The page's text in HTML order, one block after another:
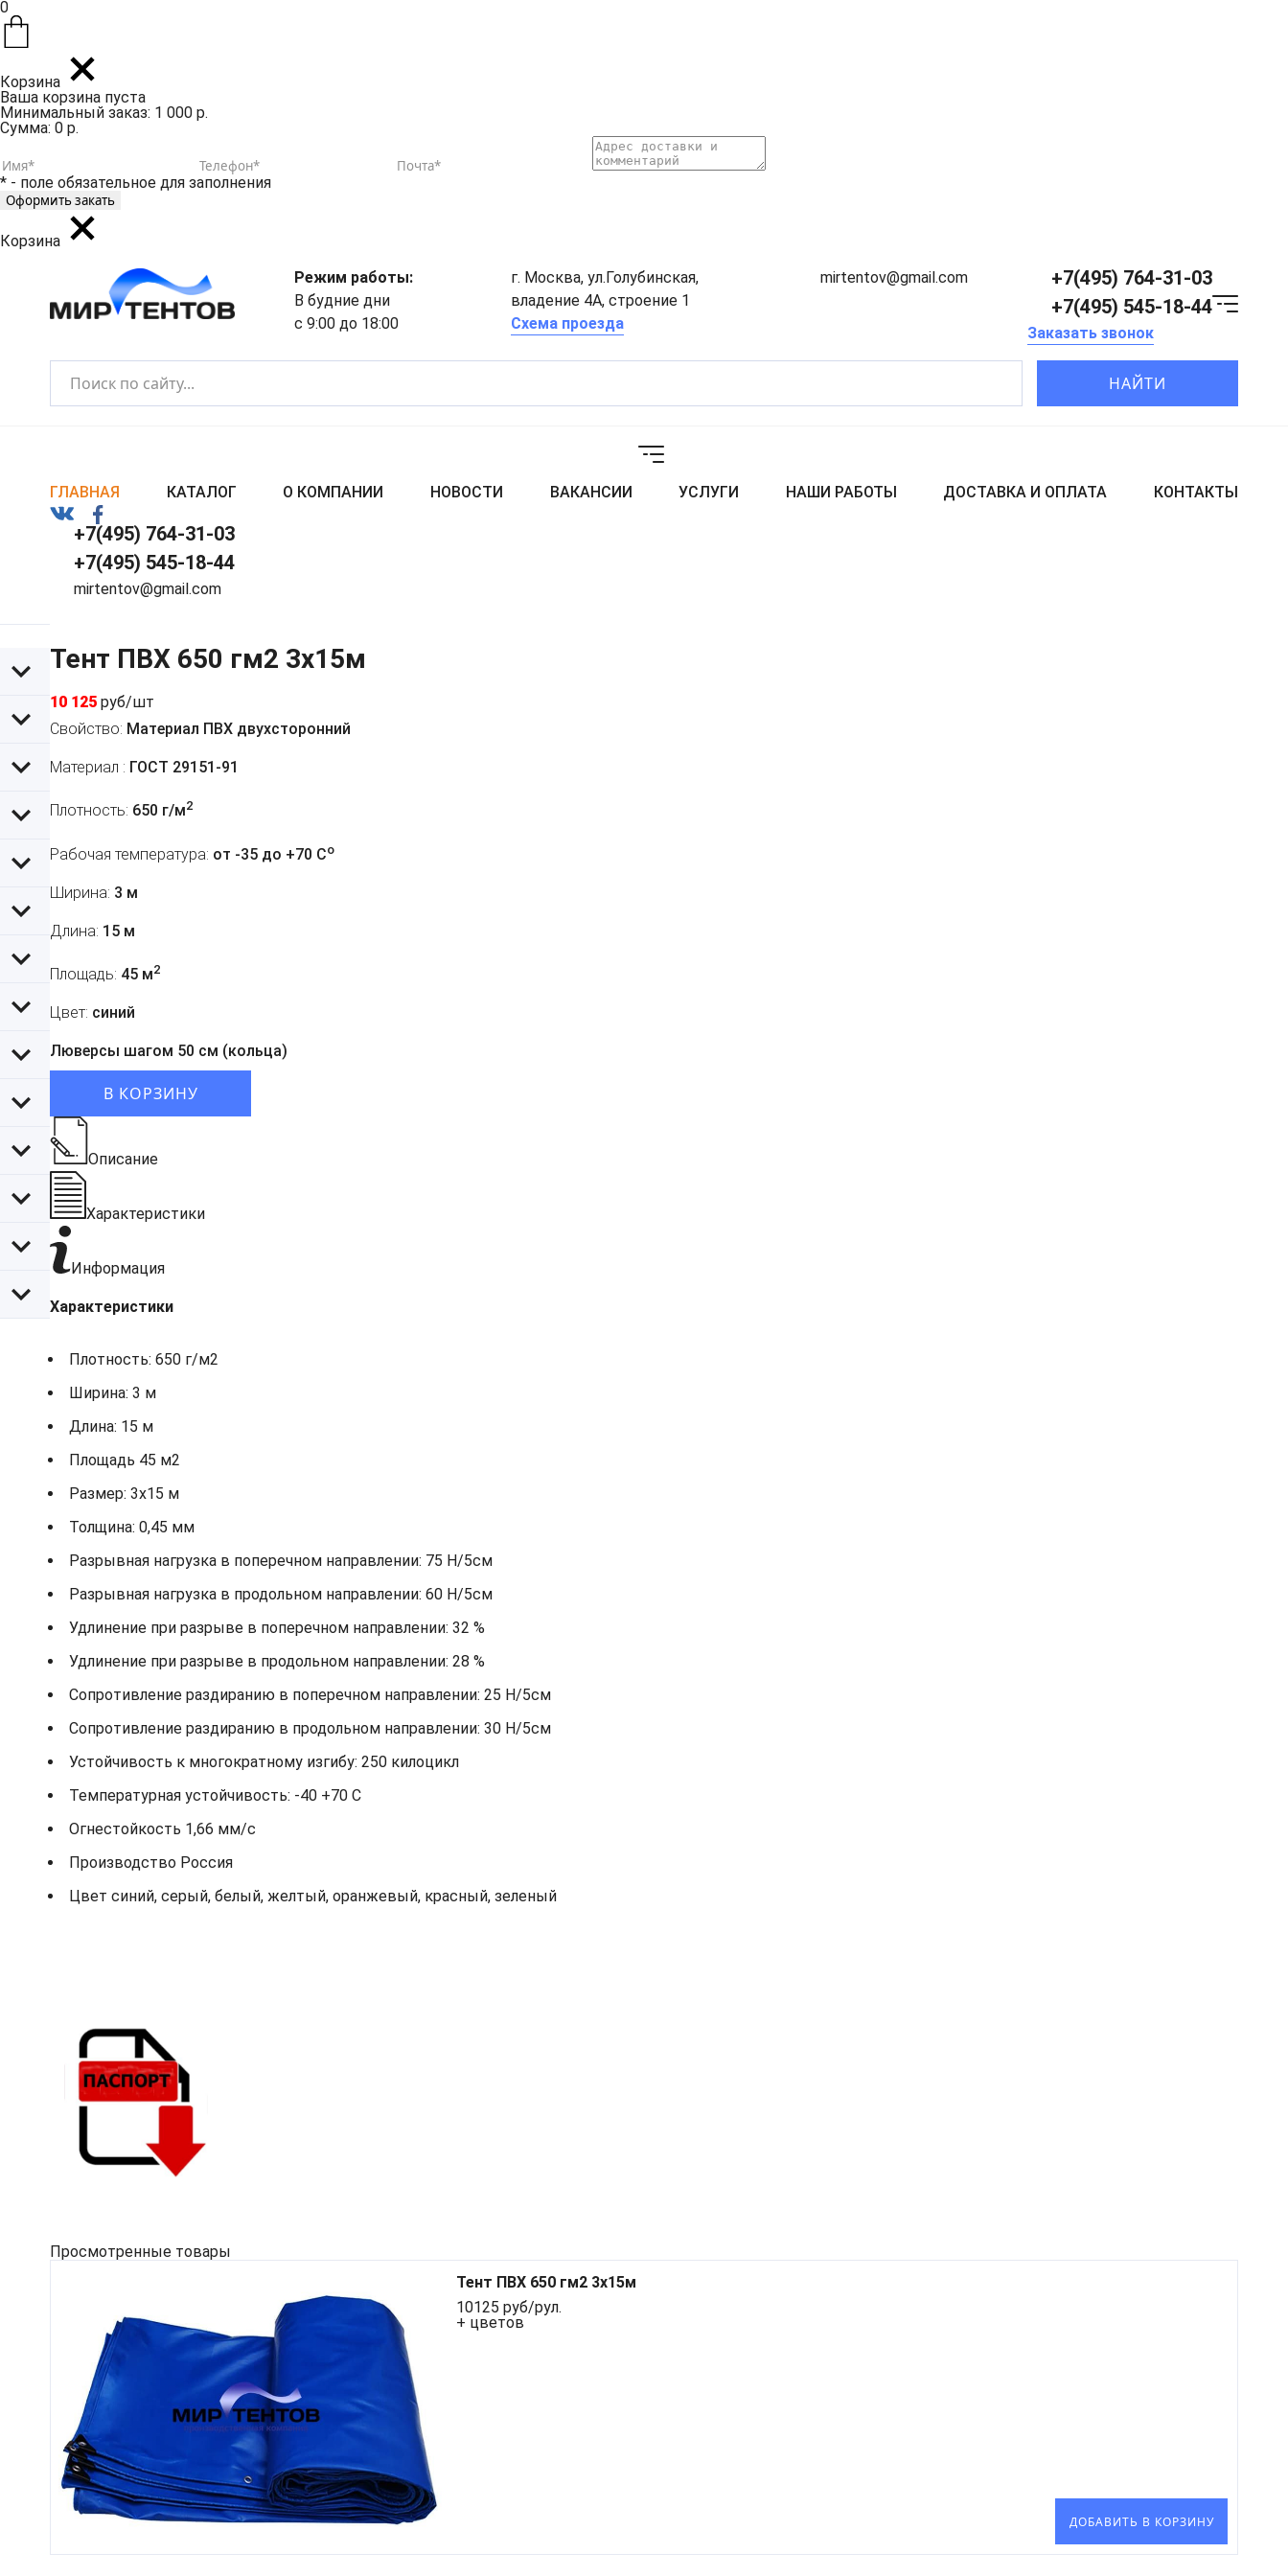
0
Корзина
Ваша корзина пуста
Минимальный заказ: 1 000 р.
Сумма: 0 р.
* - поле обязательное для заполнения
Корзина
Режим работы:
В будние дни
с 9:00 до 18:00
г. Москва, ул.Голубинская,
владение 4А, строение 1
Схема проезда
mirtentov@gmail.com
+7(495) 764-31-03
+7(495) 545-18-44
Заказать звонок
НАЙТИ
ГЛАВНАЯ КАТАЛОГ О КОМПАНИИ НОВОСТИ ВАКАНСИИ УСЛУГИ НАШИ РАБОТЫ ДОСТАВКА И ОПЛАТА КОНТАКТЫ
+7(495) 764-31-03
+7(495) 545-18-44
mirtentov@gmail.com
Тент ПВХ 650 гм2 3х15м
10 125 руб/шт
Свойство: Материал ПВХ двухсторонний
Материал : ГОСТ 29151-91
Плотность: 650 г/м2
Рабочая температура: от -35 до +70 Co
Ширина: 3 м
Длина: 15 м
Площадь: 45 м2
Цвет: синий
Люверсы шагом 50 см (кольца)
В КОРЗИНУ
Описание
Характеристики
Информация
Характеристики
Плотность: 650 г/м2
Ширина: 3 м
Длина: 15 м
Площадь 45 м2
Размер: 3х15 м
Толщина: 0,45 мм
Разрывная нагрузка в поперечном направлении: 75 Н/5см
Разрывная нагрузка в продольном направлении: 60 Н/5см
Удлинение при разрыве в поперечном направлении: 32 %
Удлинение при разрыве в продольном направлении: 28 %
Сопротивление раздиранию в поперечном направлении: 25 Н/5см
Сопротивление раздиранию в продольном направлении: 30 Н/5см
Устойчивость к многократному изгибу: 250 килоцикл
Температурная устойчивость: -40 +70 С
Огнестойкость 1,66 мм/с
Производство Россия
Цвет синий, серый, белый, желтый, оранжевый, красный, зеленый
Просмотренные товары
Тент ПВХ 650 гм2 3х15м
10125 руб/рул.
+ цветов